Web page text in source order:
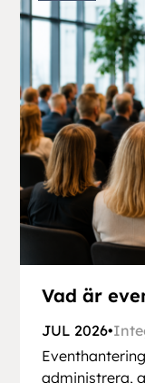
Vad är
JUL 2026•
administrera,